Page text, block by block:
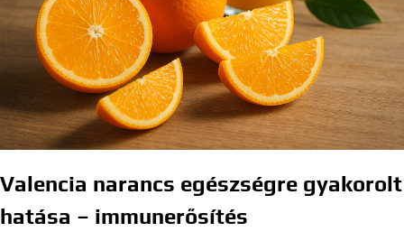
Valencia narancs egészségre gyakorolt
hatása – immunerősítés